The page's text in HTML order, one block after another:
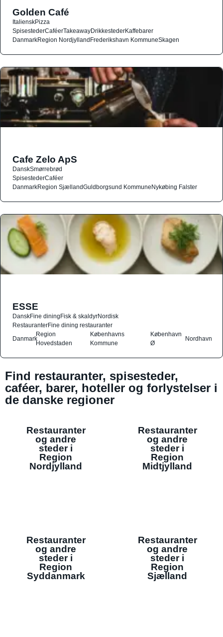
Golden Café
ItalienskPizza
SpisestederCaféerTakeawayDrikkestederKaffebarer
DanmarkRegion NordjyllandFrederikshavn KommuneSkagen
Cafe Zelo ApS
DanskSmørrebrød
SpisestederCaféer
DanmarkRegion SjællandGuldborgsund KommuneNykøbing Falster
ESSE
DanskFine diningFisk & skaldyrNordisk
RestauranterFine dining restauranter
Danmark
Region
Hovedstaden
Københavns
Kommune
København
Ø
Nordhavn
Find restauranter, spisesteder,
caféer, barer, hoteller og forlystelser i
de danske regioner
Restauranter
og andre
steder i
Region
Nordjylland
Restauranter
og andre
steder i
Region
Midtjylland
Restauranter
og andre
steder i
Region
Syddanmark
Restauranter
og andre
steder i
Region
Sjælland